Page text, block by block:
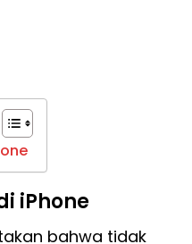
iPhone
bahwa tidak